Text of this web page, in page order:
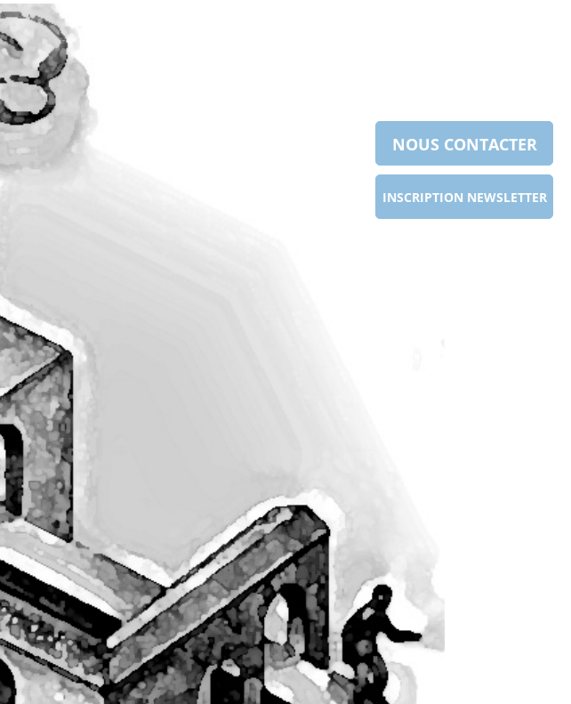
NOUS CONTACTER
INSCRIPTION NEWSLETTER